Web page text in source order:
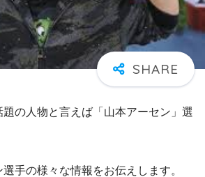
の人物と言えば「山本アーセン」選
手の様々な情報をお伝えします。